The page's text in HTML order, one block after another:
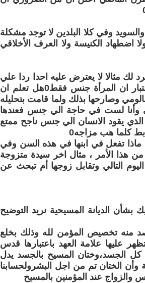
وفي كلا البلدين لا توجد مشكلة
اضطهاد الكنيسة ولا العرف الأخلاقي
مثالا لا يعترض عليه احدا ردا علي
احد القراء الذي نعتني بأنني اجرد المراة من جنسيتها باعتبار ان المرأة جنس فقط0هل تعلم ان
وصارحها بذلك ولما قامت بتحليله
وأنا لست في حاجة الي جنس فعندها
يقود الانسان الي جنس ناجح ممتع
كلما هب مزاجه0
تفعل في ابنها في هذه السن وفي
من هذا الأمر ، مثال اخر سيدة متزوجة
التالي وتقابل زوجها أم تبحث عن
بشأن الديانة المسيحية نريد التوضيح
منه تخصيص المؤمن لله وذلك بخلع
عليها علامة العهد باعتبارها قدس
الجسد،وختان المسيح بالجسد يدل
الختان تم من اجل البشرولحسابنا
والزواج عند المؤمنين بالمسيح